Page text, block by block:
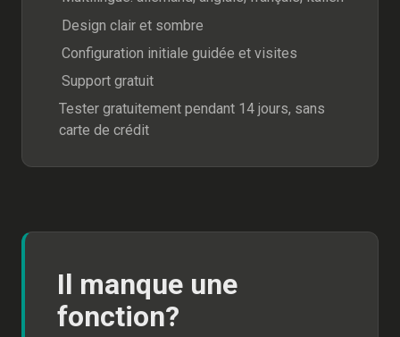
Design clair et sombre
Configuration initiale guidée et visites
Support gratuit
Tester gratuitement pendant 14 jours, sans
carte de crédit
Il manque une
fonction?